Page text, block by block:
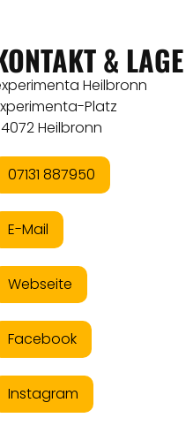
& LAGE
Heilbronn
Platz
Heilbronn
07131 887950
E-Mail
Webseite
Facebook
Instagram